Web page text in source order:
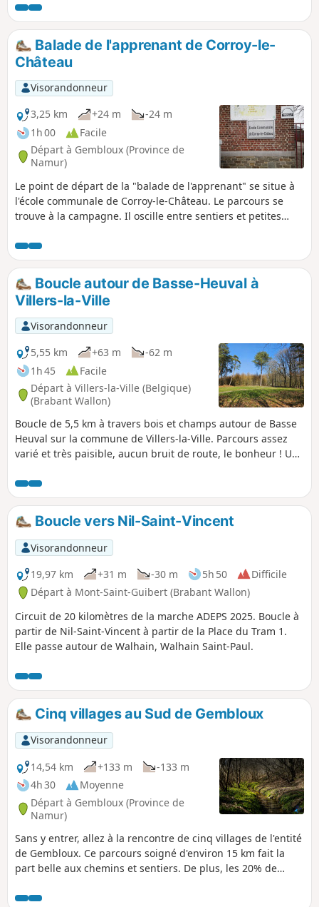
entre la Ferme de Bedauwe et l'Orneau.Promenade
familiale par excellence alternant sentiers, chemins
asphaltés, campagne et forêt.
Balade de l'apprenant de Corroy-le-
Château
Visorandonneur
3,25 km
+24 m
-24 m
1h 00
Facile
Départ à Gembloux (Province de
Namur)
Le point de départ de la "balade de l'apprenant" se situe à
l'école communale de Corroy-le-Château. Le parcours se
trouve à la campagne. Il oscille entre sentiers et petites
réalisable par des randonneurs débutants et de jeunes
enfants. Cette promenade a été réalisée par les élèves de
3e et 4e primaire au cours de leurs activités en école du
dehors.Boucle autour de Basse-Heuval à
Villers-la-Ville
Visorandonneur
5,55 km
+63 m
-62 m
1h 45
Facile
Départ à Villers-la-Ville (Belgique)
(Brabant Wallon)
Boucle de 5,5 km à travers bois et champs autour de Basse
Heuval sur la commune de Villers-la-Ville. Parcours assez
varié et très paisible, aucun bruit de route, le bonheur ! Une
dans la campagne.
Boucle vers Nil-Saint-Vincent
Visorandonneur
19,97 km
+31 m -30 m 5h 50
Difficile
Départ à Mont-Saint-Guibert (Brabant Wallon)
Circuit de 20 kilomètres de la marche ADEPS 2025. Boucle à
partir de Nil-Saint-Vincent à partir de la Place du Tram 1.
Elle passe autour de Walhain, Walhain Saint-Paul.
Cinq villages au Sud de Gembloux
Visorandonneur
14,54 km
+133 m
-133 m
4h 30
Moyenne
Départ à Gembloux (Province de
Namur)
Sans y entrer, allez à la rencontre de cinq villages de l'entité
de Gembloux. Ce parcours soigné d'environ 15 km fait la
part belle aux chemins et sentiers. De plus, les 20% de
praticables. Au printemps, les sous-bois foisonnent de